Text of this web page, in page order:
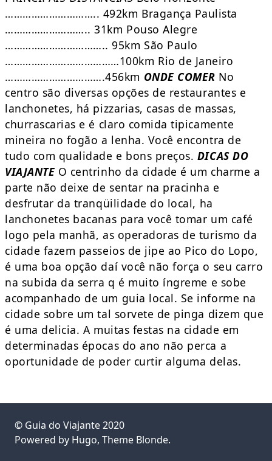
………………………….. 492km Bragança Paulista
……………………….. 31km Pouso Alegre
…………………………….. 95km São Paulo
…………………………………100km Rio de Janeiro
…………………………….456km ONDE COMER No
centro são diversas opções de restaurantes e
lanchonetes, há pizzarias, casas de massas,
churrascarias e é claro comida tipicamente
mineira no fogão a lenha. Você encontra de
tudo com qualidade e bons preços. DICAS DO
VIAJANTE O centrinho da cidade é um charme a
parte não deixe de sentar na pracinha e
desfrutar da tranqüilidade do local, ha
lanchonetes bacanas para você tomar um café
logo pela manhã, as operadoras de turismo da
cidade fazem passeios de jipe ao Pico do Lopo,
é uma boa opção daí você não força o seu carro
na subida da serra q é muito íngreme e sobe
acompanhado de um guia local. Se informe na
cidade sobre um tal sorvete de pinga dizem que
é uma delicia. A muitas festas na cidade em
determinadas épocas do ano não perca a
oportunidade de poder curtir alguma delas.
© Guia do Viajante2020
Powered by Hugo, Theme Blonde.